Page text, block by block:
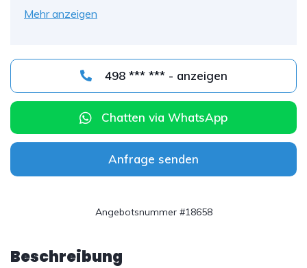
Mehr anzeigen
498 *** *** - anzeigen
Chatten via WhatsApp
Anfrage senden
Angebotsnummer #18658
Beschreibung